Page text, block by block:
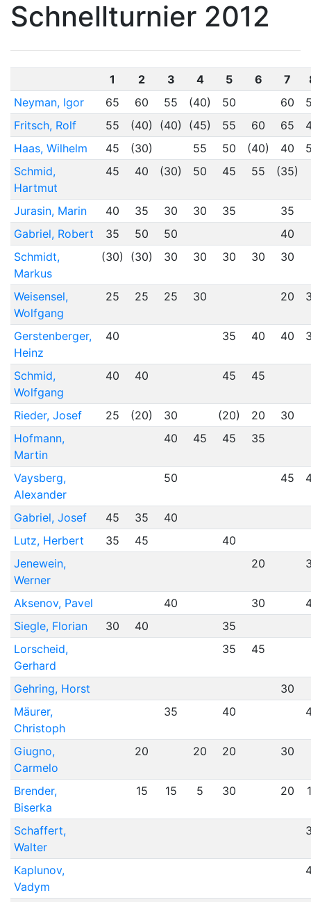
Schnellturnier 2012
1 2 3 4 5 6 7
Neyman, Igor
65 60 55 (40) 50 60
Fritsch, Rolf
55 (40) (40) (45) 55 60 65
Haas, Wilhelm
45 (30) 55 50 (40) 40
Schmid,
Hartmut
45 40 (30) 50 45 55 (35)
Jurasin, Marin 40 35 30 30 35
35
Gabriel, Robert
35 50 50
40
Schmidt,
Markus
(30) (30) 30 30 30 30 30
Weisensel,
Wolfgang
25 25 25 30 20
Gerstenberger,
Heinz
40 35 40 40
Schmid,
Wolfgang
40 40 45 45
Rieder, Josef 25 (20) 30 (20) 20
30
Hofmann,
Martin
40 45 45 35
Vaysberg,
Alexander
50 45
Gabriel, Josef 45 35
40
Lutz, Herbert
35 45
40
Jenewein,
Werner
20
Aksenov, Pavel 40 30
Siegle, Florian
30 40
35
Lorscheid,
Gerhard
35 45
Gehring, Horst
30
Mäurer,
Christoph
35 40
Giugno,
Carmelo
20 20 20 30
Brender,
Biserka
15 15 5 30 20
Schaffert,
Walter
Kaplunov,
Vadym